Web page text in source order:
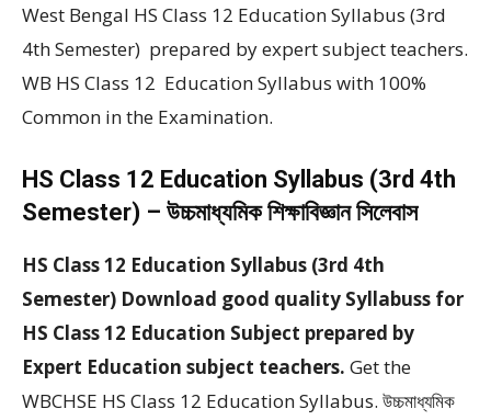
West Bengal HS Class 12 Education Syllabus (3rd
4th Semester) prepared by expert subject teachers.
WB HS Class 12 Education Syllabus with 100%
Common in the Examination.
HS Class 12 Education Syllabus (3rd 4th
Semester) – উচ্চমাধ্যমিক শিক্ষাবিজ্ঞান সিলেবাস
HS Class 12 Education Syllabus (3rd 4th
Semester) Download good quality Syllabuss for
HS Class 12 Education Subject prepared by
Expert Education subject teachers. Get the
WBCHSE HS Class 12 Education Syllabus. উচ্চমাধ্যমিক